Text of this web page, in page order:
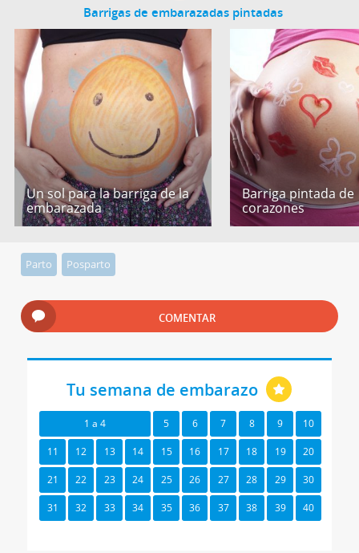
Barrigas de embarazadas pintadas
Un sol para la barriga de la
embarazada
Barriga pintada de
corazones
Parto Posparto
COMENTAR
Tu semana de embarazo
1 a 4 5 6 7 8 9 10
11 12 13 14 15 16 17 18 19 20
21 22 23 24 25 26 27 28 29 30
31 32 33 34 35 36 37 38 39 40